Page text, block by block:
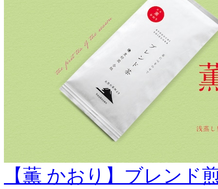
【薫 かおり】ブレンド